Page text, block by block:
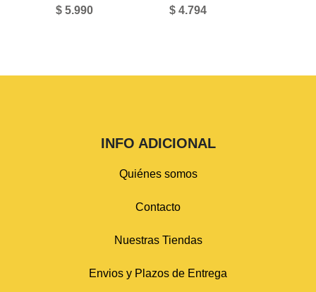
$ 5.990
$ 4.794
INFO ADICIONAL
Quiénes somos
Contacto
Nuestras Tiendas
Envios y Plazos de Entrega